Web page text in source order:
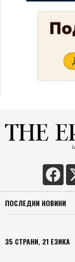
ПОСЛЕДНИ НОВИНИ
35 СТРАНИ, 21 ЕЗИКА